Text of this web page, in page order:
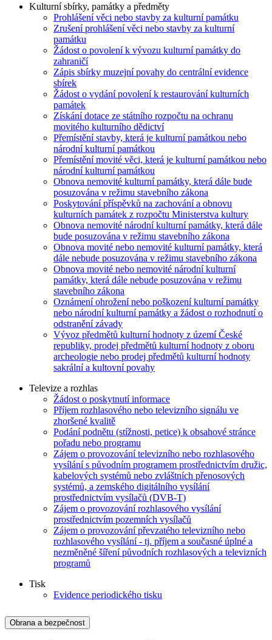
Kulturní sbírky, památky a předměty
Prohlášení věci nebo stavby za kulturní památku
Zrušení prohlášení věci nebo stavby za kulturní
památku
Žádost o povolení k vývozu kulturní památky do
zahraničí
Zápis sbírky muzejní povahy do centrální evidence
sbírek
Žádost o vydání povolení k restaurování kulturních
památek
Získání dotace ze státního rozpočtu na ochranu
movitého kulturního dědictví
Přemístění stavby, která je kulturní památkou nebo
národní kulturní památkou
Přemístění movité věci, která je kulturní památkou nebo
národní kulturní památkou
Obnova nemovité kulturní památky, která dále bude
posuzována v režimu stavebního zákona
Poskytování příspěvků na zachování a obnovu
kulturních památek z rozpočtu Ministerstva kultury
Obnova nemovité národní kulturní památky, která dále
bude posuzována v režimu stavebního zákona
Obnova movité nebo nemovité kulturní památky, která
dále nebude posuzována v režimu stavebního zákona
Obnova movité nebo nemovité národní kulturní
památky, která dále nebude posuzována v režimu
stavebního zákona
Oznámení ohrožení nebo poškození kulturní památky
nebo národní kulturní památky a žádost o rozhodnutí o
odstranění závady
Vývoz předmětů kulturní hodnoty z území České
republiky, prodej předmětů kulturní hodnoty z oboru
archeologie nebo prodej předmětů kulturní hodnoty
sakrální a kultovní povahy
Televize a rozhlas
Žádost o poskytnutí informace
Příjem rozhlasového nebo televizního signálu ve
zhoršené kvalitě
Podání podnětu (stížnosti, petice) k obsahové stránce
pořadu nebo programu
Zájem o provozování televizního nebo rozhlasového
vysílání s původním programem prostřednictvím družic,
kabelových systémů nebo zvláštních přenosových
systémů, a zemského digitálního vysílání
prostřednictvím vysílačů (DVB-T)
Zájem o provozování rozhlasového vysílání
prostřednictvím pozemních vysílačů
Zájem o provozování převzatého televizního nebo
rozhlasového vysílání - tj. příjem a současné úplné a
nezměněné šíření původních rozhlasových a televizních
programů
Tisk
Evidence periodického tisku
Obrana a bezpečnost